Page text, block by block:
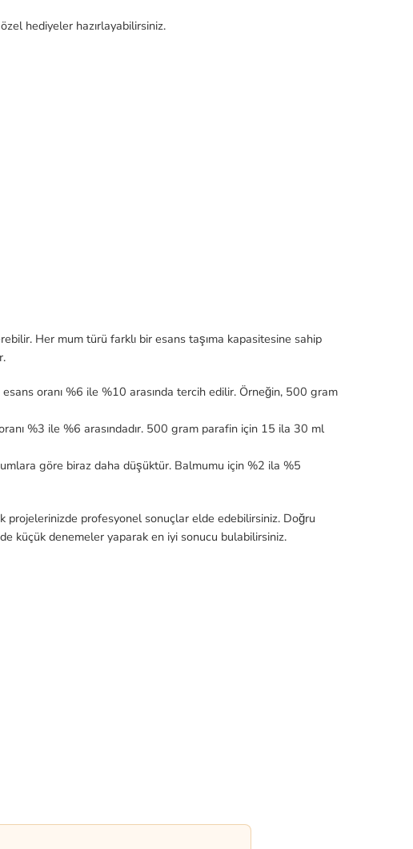
hediyeler hazırlayabilirsiniz.
Her mum türü farklı bir esans taşıma kapasitesine sahip
oranı %6 ile %10 arasında tercih edilir. Örneğin, 500 gram
%3 ile %6 arasındadır. 500 gram parafin için 15 ila 30 ml
göre biraz daha düşüktür. Balmumu için %2 ila %5
projelerinizde profesyonel sonuçlar elde edebilirsiniz. Doğru
küçük denemeler yaparak en iyi sonucu bulabilirsiniz.